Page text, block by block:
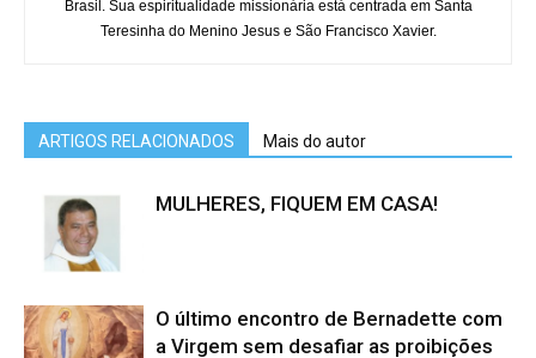
Brasil. Sua espiritualidade missionária está centrada em Santa
Teresinha do Menino Jesus e São Francisco Xavier.
ARTIGOS RELACIONADOS Mais do autor
MULHERES, FIQUEM EM CASA!
O último encontro de Bernadette com
a Virgem sem desafiar as proibições